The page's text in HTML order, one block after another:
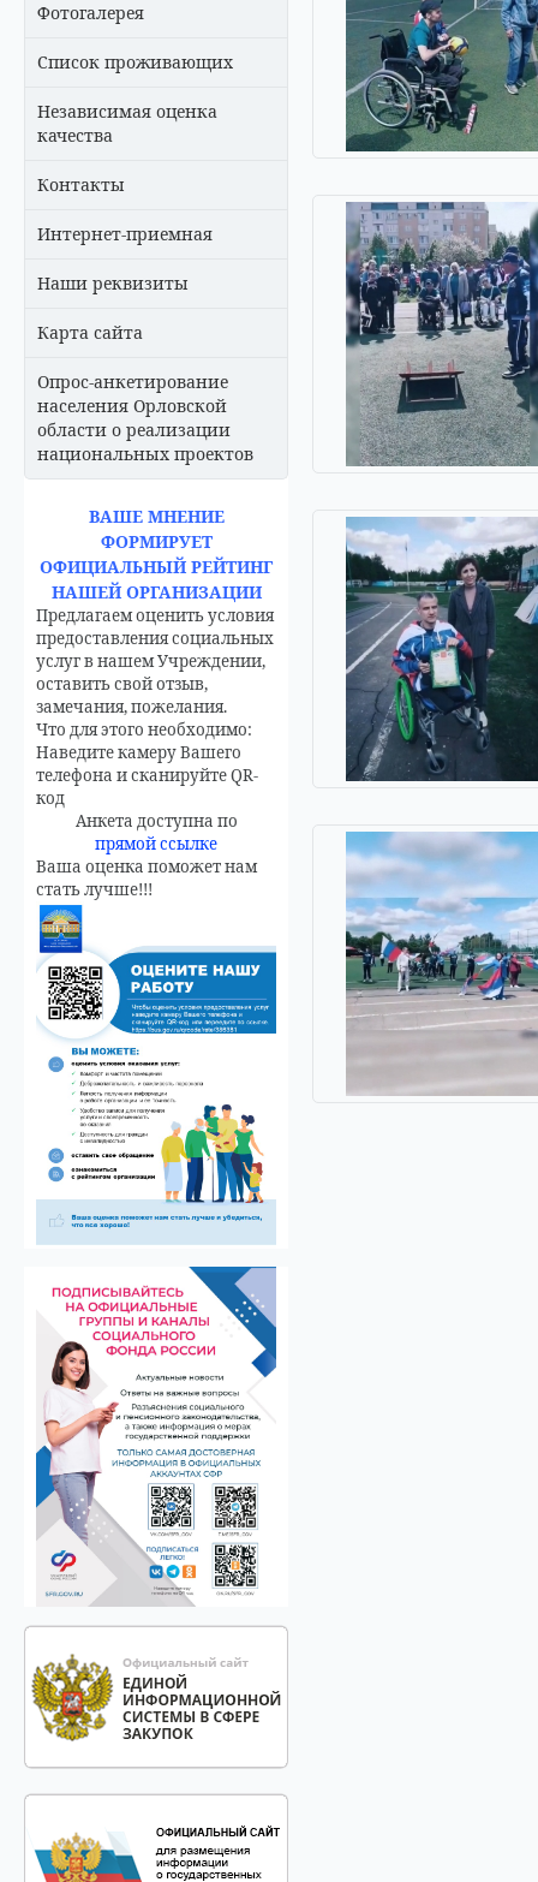
Фотогалерея
Список проживающих
Независимая оценка
качества
Контакты
Интернет-приемная
Наши реквизиты
Карта сайта
Опрос-анкетирование
населения Орловской
области о реализации
национальных проектов
ВАШЕ МНЕНИЕ
ФОРМИРУЕТ
ОФИЦИАЛЬНЫЙ РЕЙТИНГ
НАШЕЙ ОРГАНИЗАЦИИ
Предлагаем оценить условия
предоставления социальных
услуг в нашем Учреждении,
оставить свой отзыв,
замечания, пожелания.
Что для этого необходимо:
Наведите камеру Вашего
телефона и сканируйте QR-
код
Анкета доступна по
прямой ссылке
Ваша оценка поможет нам
стать лучше!!!